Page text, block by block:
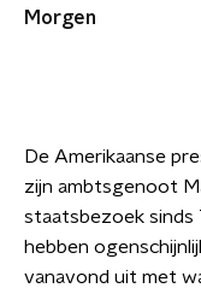
De Amerikaanse
zijn ambtsgenoot
staatsbezoek
hebben
vanavond uit met